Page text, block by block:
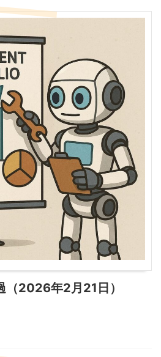
（2026年2月21日）